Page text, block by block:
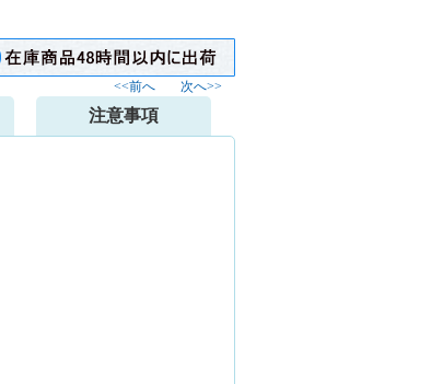
<<前へ 次へ>>
注意事項